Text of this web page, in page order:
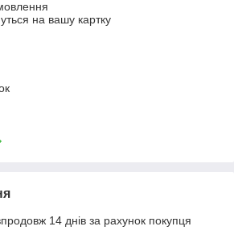
на вашу картку
14 днів за рахунок покупця